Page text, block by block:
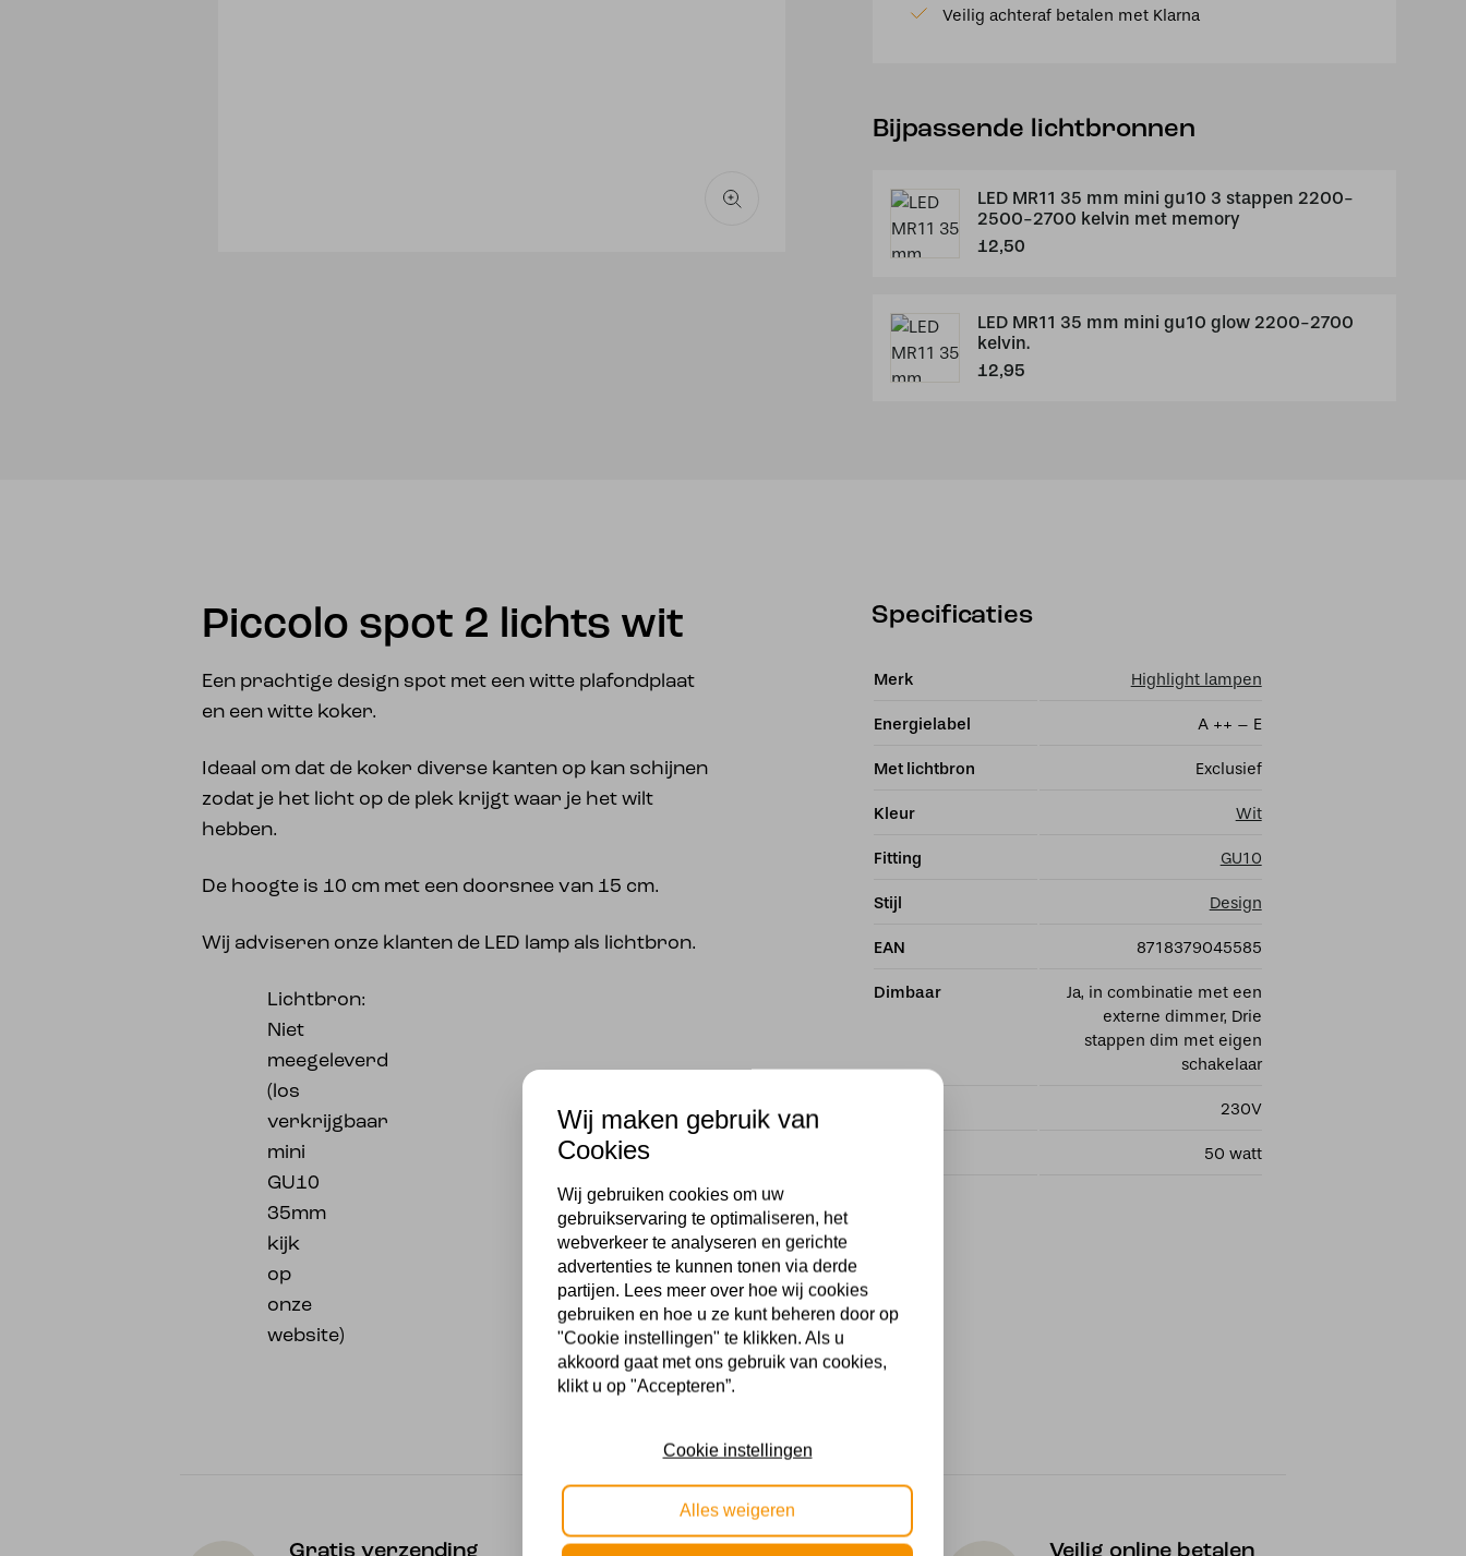
Veilig achteraf betalen met Klarna
Bijpassende lichtbronnen
LED MR11 35 mm mini gu10 3 stappen 2200-
2500-2700 kelvin met memory
12,50
LED MR11 35 mm mini gu10 glow 2200-2700
kelvin.
12,95
Piccolo spot 2 lichts wit
Een prachtige design spot met een witte plafondplaat
en een witte koker.
Ideaal om dat de koker diverse kanten op kan schijnen
zodat je het licht op de plek krijgt waar je het wilt
hebben.
De hoogte is 10 cm met een doorsnee van 15 cm.
Wij adviseren onze klanten de LED lamp als lichtbron.
Lichtbron:
Niet
meegeleverd
(los
verkrijgbaar
mini
GU10
35mm
kijk
op
onze
website)
Specificaties
Merk Highlight lampen
Energielabel A ++ – E
Met lichtbron Exclusief
Kleur Wit
Fitting GU10
Stijl Design
EAN 8718379045585
Dimbaar
Ja, in combinatie met een
externe dimmer, Drie
stappen dim met eigen
schakelaar
230V
50 watt
Gratis verzending
Makkelijk
Veilig online betalen
Wij maken gebruik van
Cookies
Wij gebruiken cookies om uw
gebruikservaring te optimaliseren, het
webverkeer te analyseren en gerichte
advertenties te kunnen tonen via derde
partijen. Lees meer over hoe wij cookies
gebruiken en hoe u ze kunt beheren door op
"Cookie instellingen" te klikken. Als u
akkoord gaat met ons gebruik van cookies,
klikt u op "Accepteren”.
Cookie instellingen
Alles weigeren